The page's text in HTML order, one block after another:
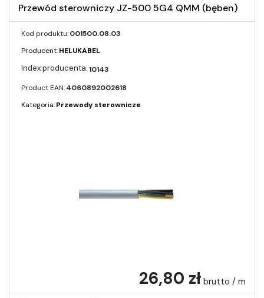
Przewód sterowniczy JZ-500 5G4 QMM (bęben)
Kod produktu:001500.08.03
Producent:HELUKABEL
10143
Product EAN:4060892002618
Kategoria:Przewody sterownicze
26,80 zł brutto / m